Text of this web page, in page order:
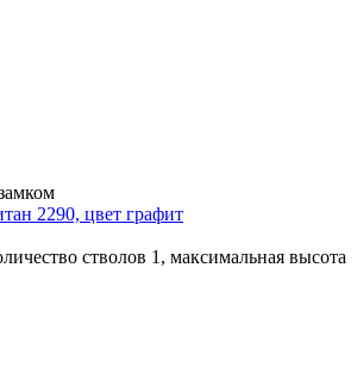
2290, цвет графит
стволов 1, максимальная высота